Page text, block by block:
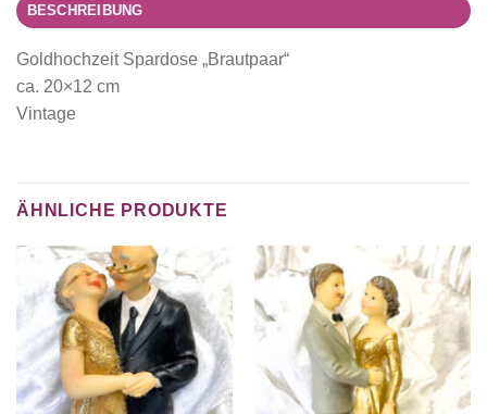
BESCHREIBUNG
Goldhochzeit Spardose „Brautpaar“
ca. 20×12 cm
Vintage
ÄHNLICHE PRODUKTE